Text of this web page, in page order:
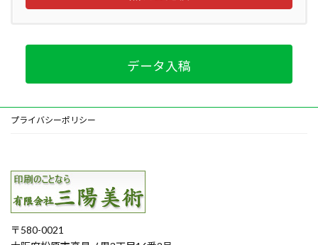
データ入稿
プライバシーポリシー
〒580-0021